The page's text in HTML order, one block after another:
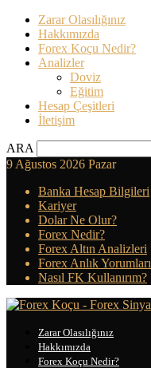
Zarar Olasılığınız
Hakkımızda
Forex Koçu Nedir?
Analizler
Doviz
Eğitim
Hesap Çeşitleri
İletişim
ARA
9 Ağustos 2026 Pazar
Banka Hesap Bilgileri
Kariyer
Dolar Ne Olur?
Forex Nedir?
Forex Altın Analizleri
Forex Anlık Yorumları
Nasıl FK Kullanırım?
Zarar Olasılığınız
Hakkımızda
Forex Koçu Nedir?